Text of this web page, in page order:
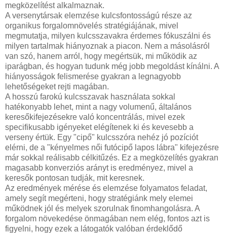
megközelítést alkalmaznak.
A versenytársak elemzése kulcsfontosságú része az
organikus forgalomnövelés stratégiájának, mivel
megmutatja, milyen kulcsszavakra érdemes fókuszálni és
milyen tartalmak hiányoznak a piacon. Nem a másolásról
van szó, hanem arról, hogy megértsük, mi működik az
iparágban, és hogyan tudunk még jobb megoldást kínálni. A
hiányosságok felismerése gyakran a legnagyobb
lehetőségeket rejti magában.
A hosszú farokú kulcsszavak használata sokkal
hatékonyabb lehet, mint a nagy volumenű, általános
keresőkifejezésekre való koncentrálás, mivel ezek
specifikusabb igényeket elégítenek ki és kevesebb a
verseny értük. Egy "cipő" kulcsszóra nehéz jó pozíciót
elérni, de a "kényelmes női futócipő lapos lábra" kifejezésre
már sokkal reálisabb célkitűzés. Ez a megközelítés gyakran
magasabb konverziós arányt is eredményez, mivel a
keresők pontosan tudják, mit keresnek.
Az eredmények mérése és elemzése folyamatos feladat,
amely segít megérteni, hogy stratégiánk mely elemei
működnek jól és melyek szorulnak finomhangolásra. A
forgalom növekedése önmagában nem elég, fontos azt is
figyelni, hogy ezek a látogatók valóban érdeklődő